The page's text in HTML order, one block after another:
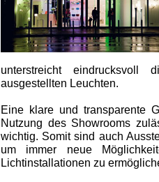
unterstreicht
ausgestellten Leuchten.
Eine klare und transparente
Nutzung des Showrooms
wichtig. Somit sind auch
um immer neue
Lichtinstallationen zu